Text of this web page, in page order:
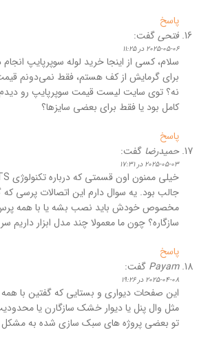
پاسخ
فتحیگفت:
2025-05-06 در 11:25
سلام، کسی از اینجا خرید لوله سوپرپایپ انجام
برای گرمایش از کف هستم، فقط نمی‌دونم
نه؟ توی سایت لیست قیمت سوپرپایپ رو
کامل بود یا فقط برای بعضی سایزها؟
پاسخ
حمیدرضا گفت:
2025-05-03 در 17:31
جالب بود. یه سوال دارم این اتصالات پرسی
مخصوص خودش باید نصب بشه یا با همه پرس‌
سازگاره؟ چون ما معمولا چند مدل ابزار داریم
پاسخ
Payam گفت:
2025-04-08 در 19:26
این صفحات دیواری و بستایی که گفتین با همه‌
مثل وال‌ پنل یا دیوار خشک سازگارن یا
تو بعضی پروژه‌ های سبک‌ سازی‌ شده به مشکل